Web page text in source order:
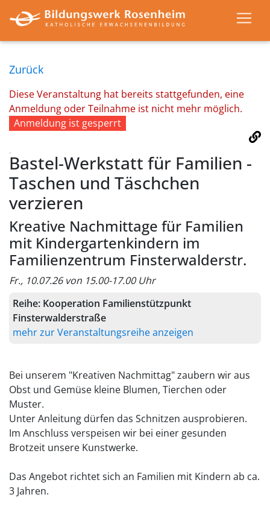
Zurück
Diese Veranstaltung hat bereits stattgefunden, eine
Anmeldung oder Teilnahme ist nicht mehr möglich.
Anmeldung ist gesperrt
Bastel-Werkstatt für Familien -
Taschen und Täschchen
verzieren
Kreative Nachmittage für Familien
mit Kindergartenkindern im
Familienzentrum Finsterwalderstr.
Fr., 10.07.26 von 15.00-17.00 Uhr
Reihe: Kooperation Familienstützpunkt
Finsterwalderstraße
mehr zur Veranstaltungsreihe anzeigen
Bei unserem "Kreativen Nachmittag" zaubern wir aus
Obst und Gemüse kleine Blumen, Tierchen oder
Muster.
Unter Anleitung dürfen das Schnitzen ausprobieren.
Im Anschluss verspeisen wir bei einer gesunden
Brotzeit unsere Kunstwerke.
Das Angebot richtet sich an Familien mit Kindern ab ca.
3 Jahren.